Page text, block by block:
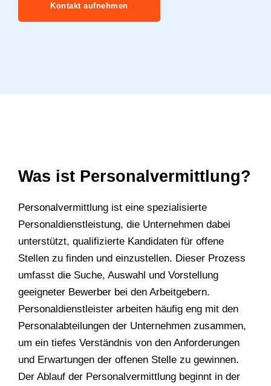
Kontakt aufnehmen
Was ist Personalvermittlung?
Personalvermittlung ist eine spezialisierte
Personaldienstleistung, die Unternehmen dabei
unterstützt, qualifizierte Kandidaten für offene
Stellen zu finden und einzustellen. Dieser Prozess
umfasst die Suche, Auswahl und Vorstellung
geeigneter Bewerber bei den Arbeitgebern.
Personaldienstleister arbeiten häufig eng mit den
Personalabteilungen der Unternehmen zusammen,
um ein tiefes Verständnis von den Anforderungen
und Erwartungen der offenen Stelle zu gewinnen.
Der Ablauf der Personalvermittlung beginnt in der